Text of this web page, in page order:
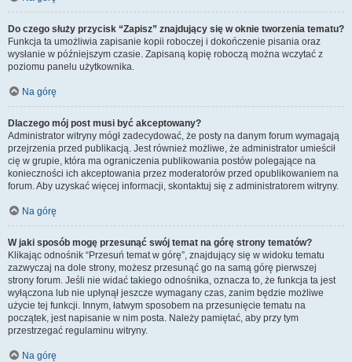
Do czego służy przycisk “Zapisz” znajdujący się w oknie tworzenia tematu?
Funkcja ta umożliwia zapisanie kopii roboczej i dokończenie pisania oraz
wysłanie w późniejszym czasie. Zapisaną kopię roboczą można wczytać z
poziomu panelu użytkownika.
Na górę
Dlaczego mój post musi być akceptowany?
Administrator witryny mógł zadecydować, że posty na danym forum wymagają
przejrzenia przed publikacją. Jest również możliwe, że administrator umieścił
cię w grupie, która ma ograniczenia publikowania postów polegające na
konieczności ich akceptowania przez moderatorów przed opublikowaniem na
forum. Aby uzyskać więcej informacji, skontaktuj się z administratorem witryny.
Na górę
W jaki sposób mogę przesunąć swój temat na górę strony tematów?
Klikając odnośnik “Przesuń temat w górę”, znajdujący się w widoku tematu
zazwyczaj na dole strony, możesz przesunąć go na samą górę pierwszej
strony forum. Jeśli nie widać takiego odnośnika, oznacza to, że funkcja ta jest
wyłączona lub nie upłynął jeszcze wymagany czas, zanim będzie możliwe
użycie tej funkcji. Innym, łatwym sposobem na przesunięcie tematu na
początek, jest napisanie w nim posta. Należy pamiętać, aby przy tym
przestrzegać regulaminu witryny.
Na górę